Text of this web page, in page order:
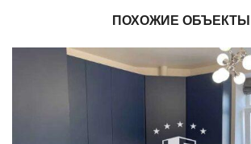
ПОХОЖИЕ ОБЪЕКТЫ